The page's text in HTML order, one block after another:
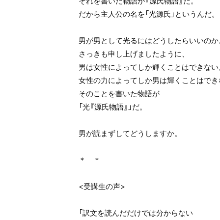
だから主人公の名を「光源氏」というんだ。
男が男として光るにはどうしたらいいのか
さっきも申し上げましたように、
男は女性によってしか輝くことはできない
女性の力によってしか男は輝くことはでき
そのことを書いた物語が
「光『源氏物語』」だ。
男が読まずしてどうしますか。
＊ ＊
<受講生の声>
「訳文を読んだだけでは分からない